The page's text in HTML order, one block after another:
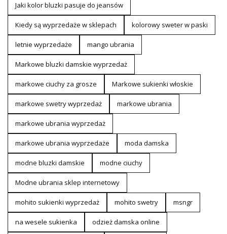
Jaki kolor bluzki pasuje do jeansów
Kiedy są wyprzedaże w sklepach kolorowy sweter w paski
letnie wyprzedaże mango ubrania
Markowe bluzki damskie wyprzedaż
markowe ciuchy za grosze Markowe sukienki włoskie
markowe swetry wyprzedaż markowe ubrania
markowe ubrania wyprzedaż
markowe ubrania wyprzedaże moda damska
modne bluzki damskie modne ciuchy
Modne ubrania sklep internetowy
mohito sukienki wyprzedaż mohito swetry msngr
na wesele sukienka odzież damska online